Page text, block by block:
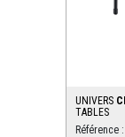
UNIVERS
TABLES
Référence :